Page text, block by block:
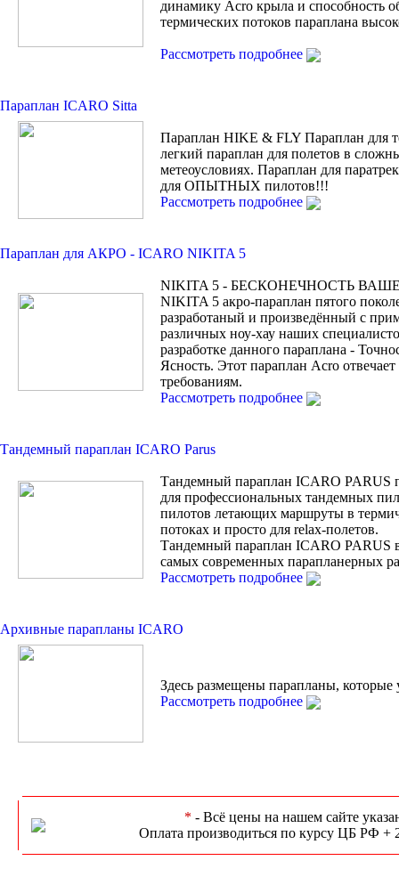
динамику Acro крыла и способность
термических потоков параплана
Рассмотреть подробнее
Параплан ICARO Sitta
Параплан HIKE & FLY Параплан для
легкий параплан для полетов в
метеоусловиях. Параплан для
для ОПЫТНЫХ пилотов!!!
Рассмотреть подробнее
Параплан для АКРО - ICARO NIKITA 5
NIKITA 5 - БЕСКОНЕЧНОСТЬ
NIKITA 5 акро-параплан пятого
разработаный и произведённый с
различных ноу-хау наших
разработке данного параплана -
Ясность. Этот параплан Acro
требованиям.
Рассмотреть подробнее
Тандемный параплан ICARO Parus
Тандемный параплан ICARO PARUS
для профессиональных тандемных
пилотов летающих маршруты в
потоках и просто для relax-полетов.
Тандемный параплан ICARO PARUS
самых современных парапланерных
Рассмотреть подробнее
Архивные парапланы ICARO
Здесь размещены парапланы, которые
Рассмотреть подробнее
* - Всё цены на нашем сайте
Оплата производиться по курсу ЦБ РФ +